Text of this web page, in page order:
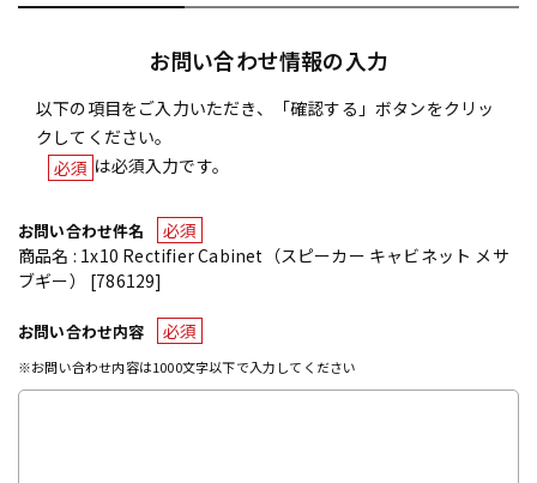
お問い合わせ情報の入力
以下の項目をご入力いただき、「確認する」ボタンをクリッ
クしてください。
必須 は必須入力です。
お問い合わせ件名
必須
商品名 : 1x10 Rectifier Cabinet（スピーカー キャビネット メサ
ブギー） [786129]
お問い合わせ内容 必須
※お問い合わせ内容は1000文字以下で入力してください